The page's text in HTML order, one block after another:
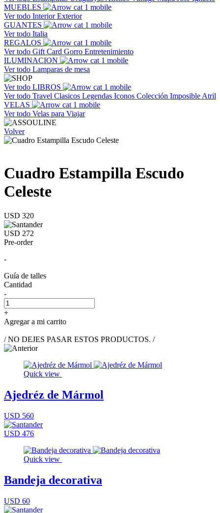
MUEBLES
Ver todo InteriorExterior
GUANTES
Ver todo Italia
REGALOS
Ver todo Gift Card Gorro Entretenimiento
ILUMINACION
Ver todo Lamparas de mesa
Ver todo LIBROS
Ver todo Travel Clasicos Legendas Iconos Colección Imposible Atril
VELAS
Ver todo Velas para Viajar
Volver
Cuadro Estampilla Escudo
Celeste
USD 320
USD 272
Pre-order
-
Guía de talles
Cantidad
-
+
Agregar a mi carrito
/ NO DEJES PASAR ESTOS PRODUCTOS. /
Quick view
Ajedréz de Mármol
USD 560
USD 476
Quick view
Bandeja decorativa
USD 60